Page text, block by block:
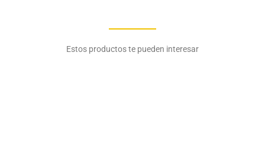
Estos productos te pueden interesar